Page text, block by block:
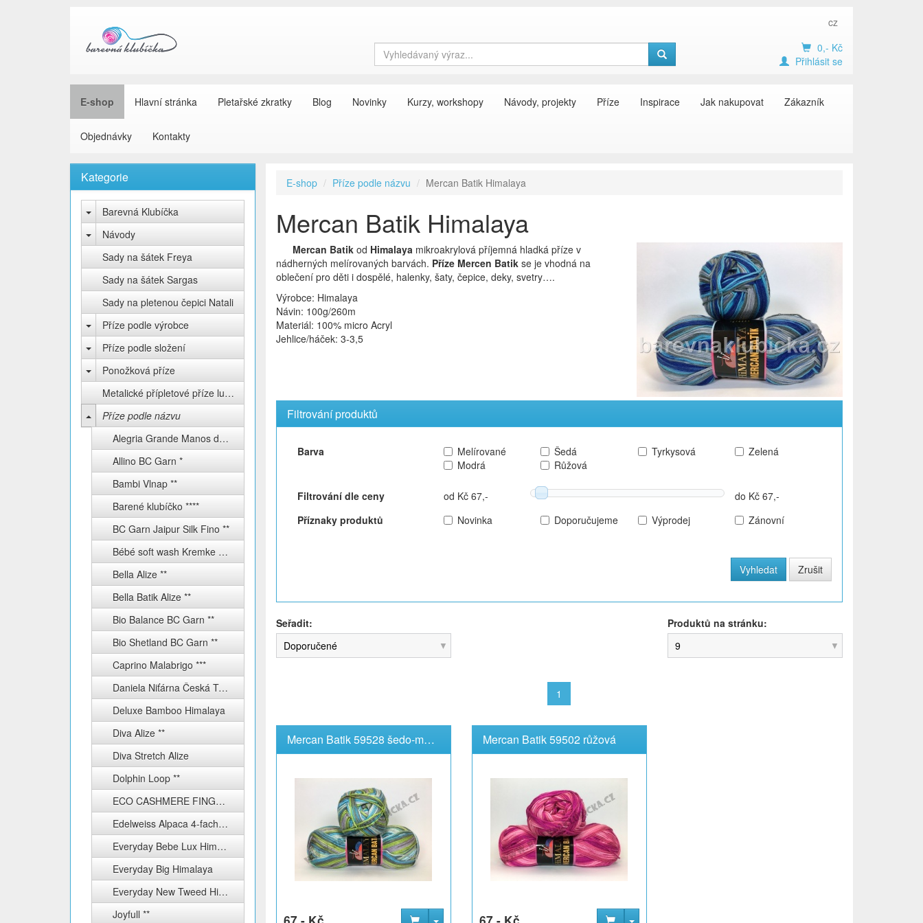
cz
0,- Kč
Přihlásit se
E-shop Hlavní stránka Pletařské zkratky Blog Novinky Kurzy, workshopy Návody, projekty Příze Inspirace Jak nakupovat Zákazník
Objednávky Kontakty
Kategorie
Barevná Klubíčka
Návody
Sady na šátek Freya
Sady na šátek Sargas
Sady na pletenou čepici Natali
Příze podle výrobce
Příze podle složení
Ponožková příze
Metalické přípletové příze lurex
Příze podle názvu
Alegria Grande Manos del Uruguay **
Allino BC Garn *
Bambi Vlnap **
Barené klubíčko ****
BC Garn Jaipur Silk Fino **
Bébé soft wash Kremke Soul Wool
Bella Alize **
Bella Batik Alize **
Bio Balance BC Garn **
Bio Shetland BC Garn **
Caprino Malabrigo ***
Daniela Niťárna Česká Třebová
Deluxe Bamboo Himalaya
Diva Alize **
Diva Stretch Alize
Dolphin Loop **
ECO CASHMERE FINGERING ***
Edelweiss Alpaca 4-fach ****
Everyday Bebe Lux Himalaya
Everyday Big Himalaya
Everyday New Tweed Himalaya
Joyfull **
E-shop Příze podle názvu Mercan Batik Himalaya
Mercan Batik Himalaya
Mercan Batik od Himalaya mikroakrylová příjemná hladká příze v
nádherných melírovaných barvách. Příze Mercen Batik se je vhodná na
oblečení pro děti i dospělé, halenky, šaty, čepice, deky, svetry….
Výrobce: Himalaya
Návin: 100g/260m
Materiál: 100% micro Acryl
Jehlice/háček: 3-3,5
Filtrování produktů
Barva Melírované Šedá Tyrkysová
Zelená
Modrá
Růžová
Filtrování dle ceny od Kč 67,-
do Kč 67,-
Příznaky produktů
Novinka Doporučujeme Výprodej Zánovní
Seřadit:
Doporučené
Produktů na stránku:
9
1
Mercan Batik 59528 šedo-modrá Mercan Batik 59502 růžová